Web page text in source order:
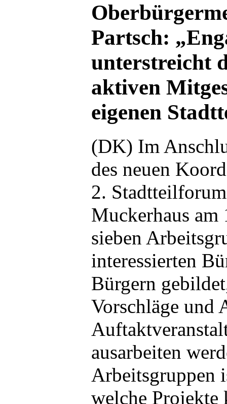
Partsch:
unterstreicht
aktiven
eigenen
(DK) Im
des neuen
2.
Muckerhaus am
sieben
interessierten
Bürgern
Vorschläge und
ausarbeiten
Arbeitsgruppen
welche